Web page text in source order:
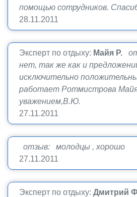
помощью сотрудников.
28.11.2011
Эксперт по отдыху: Майя Р.
нет, так же как и
исключительно
работает Ротмистрова
уважением,В.Ю.
27.11.2011
отзыв: молодцы , хорошо
27.11.2011
Эксперт по отдыху: Дмитрий